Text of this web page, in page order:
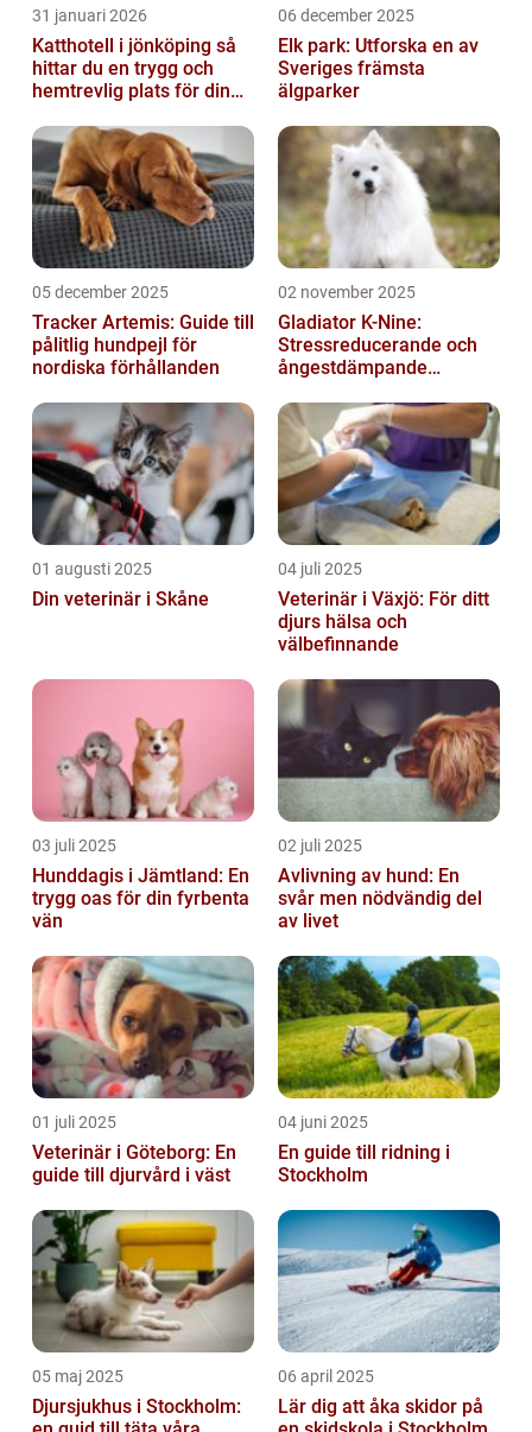
31 januari 2026
Katthotell i jönköping så
hittar du en trygg och
hemtrevlig plats för din
06 december 2025
Elk park: Utforska en av
Sveriges främsta
älgparker
05 december 2025
Tracker Artemis: Guide till
pålitlig hundpejl för
nordiska förhållanden
02 november 2025
Gladiator K-Nine:
Stressreducerande och
ångestdämpande
01 augusti 2025
Din veterinär i Skåne
04 juli 2025
Veterinär i Växjö: För ditt
djurs hälsa och
välbefinnande
03 juli 2025
Hunddagis i Jämtland: En
trygg oas för din fyrbenta
vän
02 juli 2025
Avlivning av hund: En
svår men nödvändig del
av livet
01 juli 2025
Veterinär i Göteborg: En
guide till djurvård i väst
04 juni 2025
En guide till ridning i
Stockholm
05 maj 2025
Djursjukhus i Stockholm:
06 april 2025
Lär dig att åka skidor på